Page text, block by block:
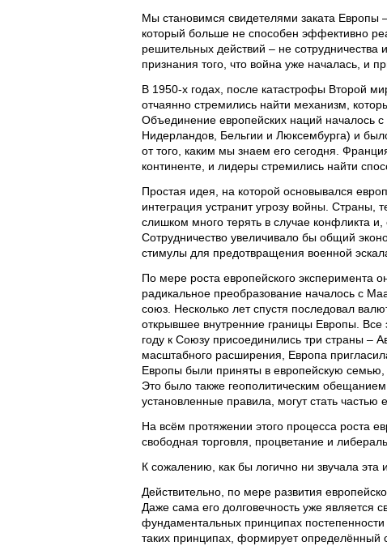
Мы становимся свидетелями заката Европы
который больше не способен эффективно
решительных действий – не сотрудничества
признания того, что война уже началась, и
В 1950-х годах, после катастрофы Второй
отчаянно стремились найти механизм,
Объединение европейских наций началось
Нидерландов, Бельгии и Люксембурга) и
от того, каким мы знаем его сегодня.
континенте, и лидеры стремились найти
Простая идея, на которой основывался
интеграция устранит угрозу войны. Страны,
слишком много терять в случае конфликта
Сотрудничество увеличивало бы общий
стимулы для предотвращения военной
По мере роста европейского эксперимента
радикальное преобразование началось с
союз. Несколько лет спустя последовал
открывшее внутренние границы Европы.
году к Союзу присоединились три страны –
масштабного расширения, Европа
Европы были приняты в европейскую семью,
Это было также геополитическим
установленные правила, могут стать частью
На всём протяжении этого процесса роста
свободная торговля, процветание и
К сожалению, как бы логично ни звучала эта
Действительно, по мере развития
Даже сама его долговечность уже является
фундаментальных принципах постепенности
таких принципах, формирует определённый